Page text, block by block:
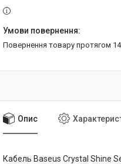
повернення товару протягом 14
Опис
Кабель Baseus Crystal Shine